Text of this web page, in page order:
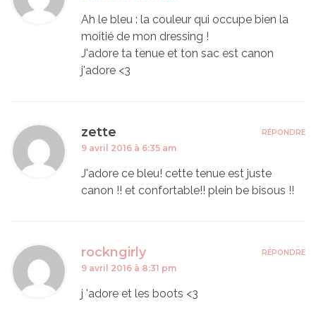
Ah le bleu : la couleur qui occupe bien la
moitié de mon dressing !
J'adore ta tenue et ton sac est canon
j'adore <3
zette
9 avril 2016 à 6:35 am
J'adore ce bleu! cette tenue est juste
canon !! et confortable!! plein be bisous !!
RÉPONDRE
rockngirly
9 avril 2016 à 8:31 pm
j 'adore et les boots <3
RÉPONDRE